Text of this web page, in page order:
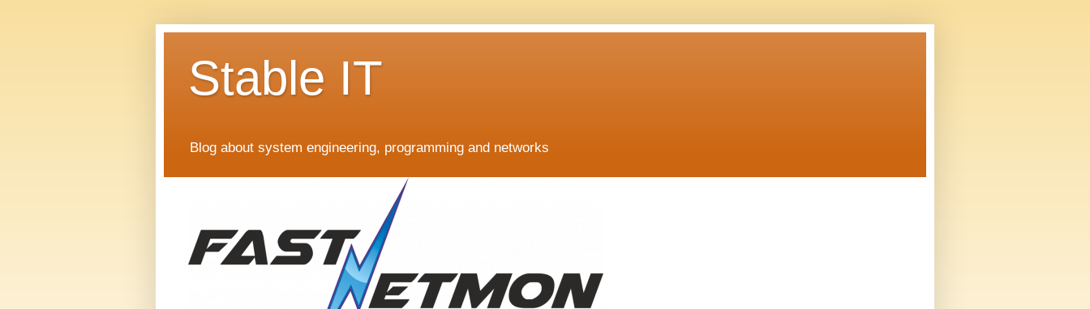
Stable IT
Blog about system engineering, programming and networks